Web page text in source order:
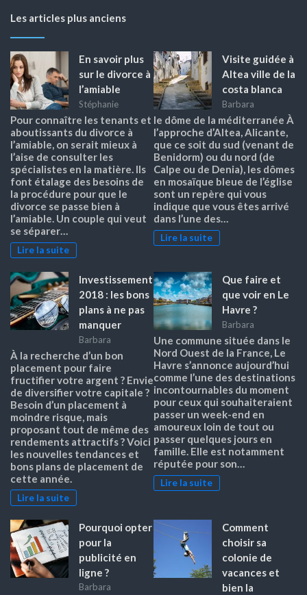
Les articles plus anciens
En savoir plus
sur le divorce à
l’amiable
Stéphanie
Pour connaître les tenants et
aboutissants du divorce à
l’amiable, on serait mieux à
l’aise de consulter les
spécialistes en la matière. Ils
font étalage des besoins de
la procédure pour que le
divorce se passe bien à
l’amiable. Un couple qui veut
se séparer…
Lire la suite
Visite guidée à
Altea ville de la
costa blanca
Barbara
le dôme de la méditerranée À
l’approche d’Altea, Alicante,
que ce soit du sud (venant de
Benidorm) ou du nord (de
Calpe ou de Denia), les dômes
en mosaïque bleue de l’église
sont un repère qui vous
indique que vous êtes arrivé
dans l’une des…
Lire la suite
Investissement
2018 : les bons
plans à ne pas
manquer
Barbara
À la recherche d’un bon
placement pour faire
fructifier votre argent ? Envie
de diversifier votre capitale ?
Besoin d’un placement à
moindre risque, mais
proposant tout de même des
rendements attractifs ? Voici
les nouvelles tendances et
bons plans de placement de
cette année.
Lire la suite
Que faire et
que voir en Le
Havre ?
Barbara
Une commune située dans le
Nord Ouest de la France, Le
Havre s’annonce aujourd’hui
comme l’une des destinations
incontournables du moment
pour ceux qui souhaiteraient
passer un week-end en
amoureux loin de tout ou
passer quelques jours en
famille. Elle est notamment
réputée pour son…
Lire la suite
Pourquoi opter
pour la
publicité en
ligne ?
Barbara
Comment
choisir sa
colonie de
vacances et
bien la